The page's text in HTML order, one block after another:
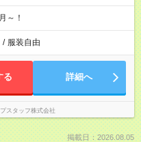
～！
/ 服装自由
る 詳細へ
スタッフ株式会社
掲載日：2026.08.05